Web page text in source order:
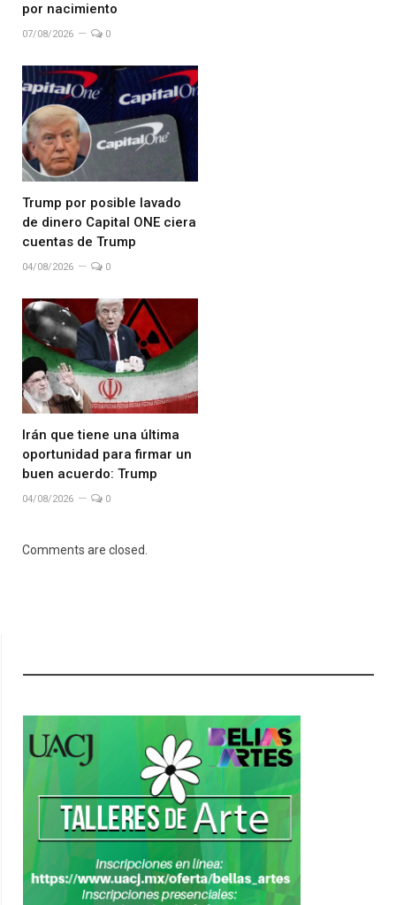
por nacimiento
07/08/2026 0
Trump por posible lavado
de dinero Capital ONE ciera
cuentas de Trump
04/08/2026 0
Irán que tiene una última
oportunidad para firmar un
buen acuerdo: Trump
04/08/2026 0
Comments are closed.